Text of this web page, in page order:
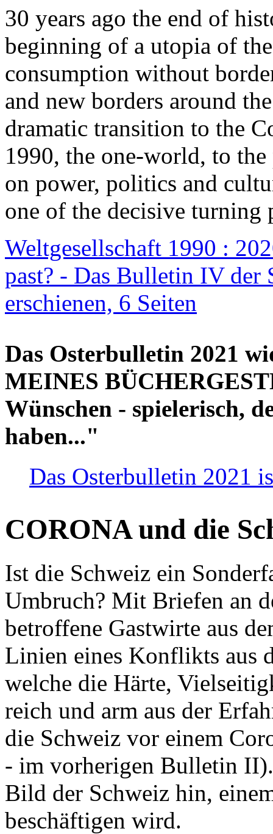
30 years ago the end of
beginning of a utopia of
consumption without
and new borders around
dramatic transition to the
1990, the one-world, to the
on power, politics and
one of the decisive turning
Weltgesellschaft 1990 :
past? - Das Bulletin IV der
erschienen, 6 Seiten
Das Osterbulletin 2021
MEINES
Wünschen - spielerisch,
haben..."
Das Osterbulletin 2021
CORONA und die
Ist die Schweiz ein
Umbruch? Mit Briefen an
betroffene Gastwirte aus
Linien eines Konflikts aus
welche die Härte,
reich und arm aus der
die Schweiz vor einem
- im vorherigen Bulletin
Bild der Schweiz hin,
beschäftigen wird.